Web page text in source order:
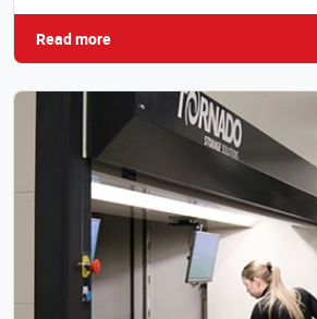
Read more